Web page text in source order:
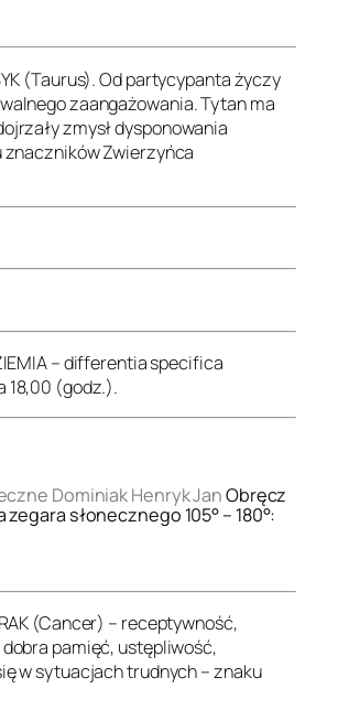
(Taurus). Od partycypanta życzy
zaangażowania. Tytan ma
zmysł dysponowania
znaczników Zwierzyńca
– differentia specifica
18,00 (godz.).
Dominiak Henryk JanObręcz
słonecznego 105° – 180°:
RAK (Cancer) – receptywność,
pamięć, ustępliwość,
w sytuacjach trudnych – znaku